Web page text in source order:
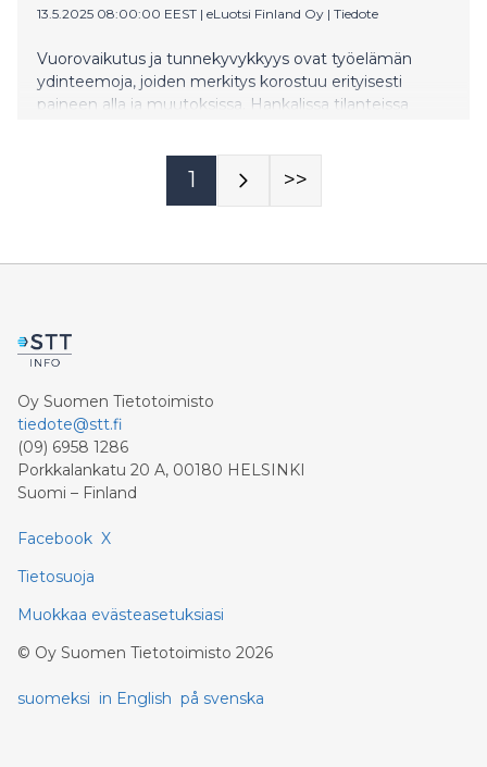
13.5.2025 08:00:00 EEST | eLuotsi Finland Oy | Tiedote
Vuorovaikutus ja tunnekyvykkyys ovat työelämän
ydinteemoja, joiden merkitys korostuu erityisesti
paineen alla ja muutoksissa. Hankalissa tilanteissa
kehittää työnohjauksessa.
1 >>
Oy Suomen Tietotoimisto
tiedote@stt.fi
(09) 6958 1286
Porkkalankatu 20 A, 00180 HELSINKI
Suomi – Finland
Facebook X
Tietosuoja
Muokkaa evästeasetuksiasi
© Oy Suomen Tietotoimisto 2026
suomeksi in English på svenska